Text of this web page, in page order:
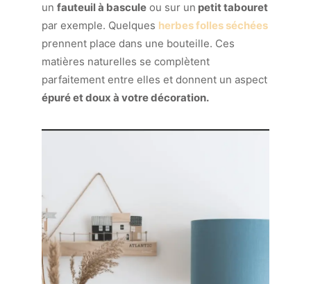
un fauteuil à bascule ou sur un petit tabouret
par exemple. Quelques herbes folles séchées
prennent place dans une bouteille. Ces
matières naturelles se complètent
parfaitement entre elles et donnent un aspect
épuré et doux à votre décoration.